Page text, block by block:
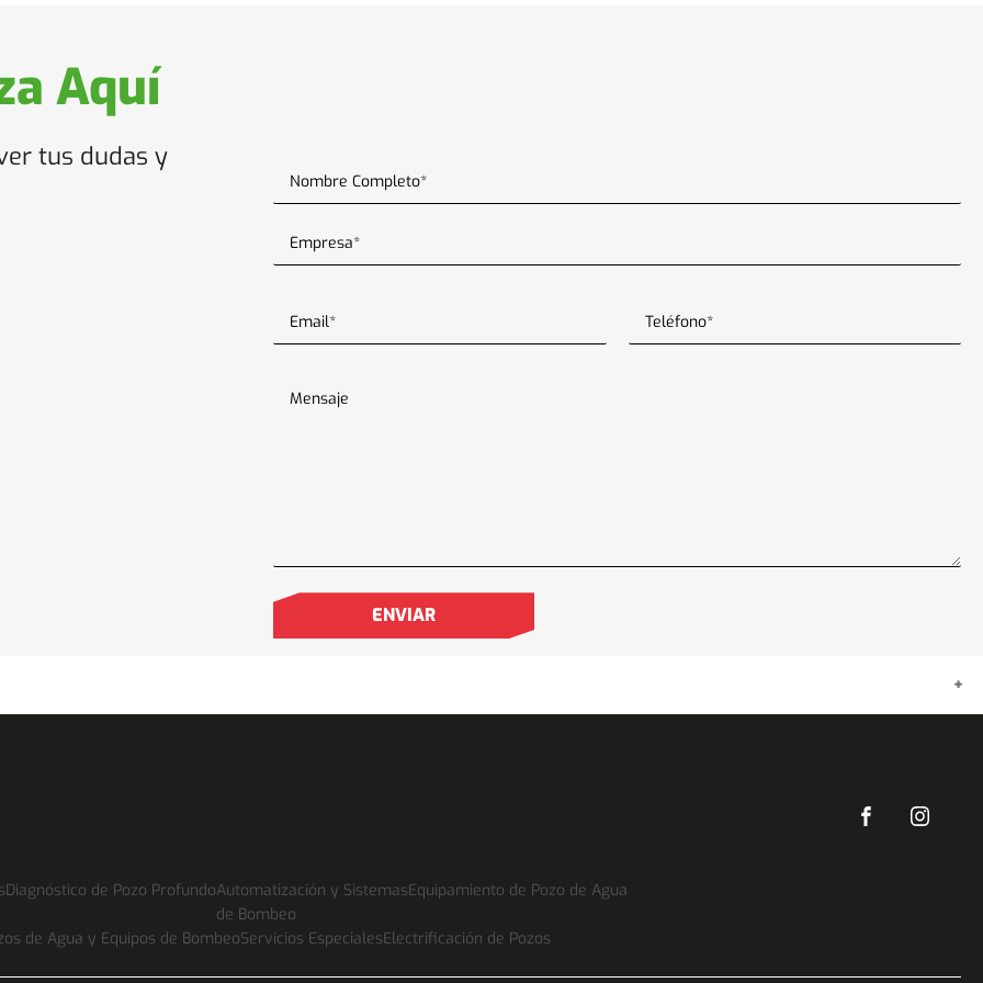
para garantizar el suministro de agua en zonas agrícolas, industriales y rurales en México. Este proceso permite
que aseguran un abastecimiento constante y confiable.
estudios geohidrológicos, perforación, equipamiento de pozos ysistemas de bombeo
Aquí
tus dudas y
Diagnóstico de Pozo ProfundoAutomatización y Sistemas
de Bombeo
Equipamiento de Pozo de Agua
de Agua y Equipos de BombeoServicios EspecialesElectrificación de Pozos